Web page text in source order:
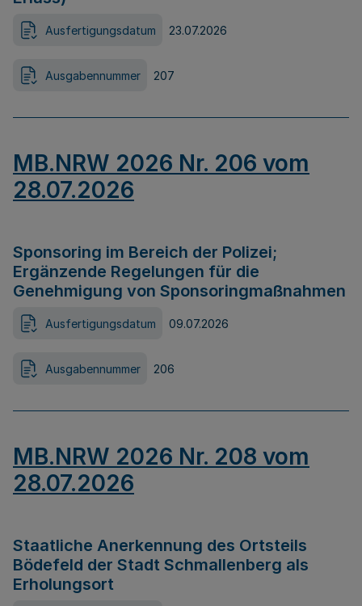
Ausfertigungsdatum 23.07.2026
Ausgabennummer 207
MB.NRW 2026 Nr. 206 vom
28.07.2026
Sponsoring im Bereich der Polizei;
Ergänzende Regelungen für die
Genehmigung von Sponsoringmaßnahmen
Ausfertigungsdatum 09.07.2026
Ausgabennummer 206
MB.NRW 2026 Nr. 208 vom
28.07.2026
Staatliche Anerkennung des Ortsteils
Bödefeld der Stadt Schmallenberg als
Erholungsort